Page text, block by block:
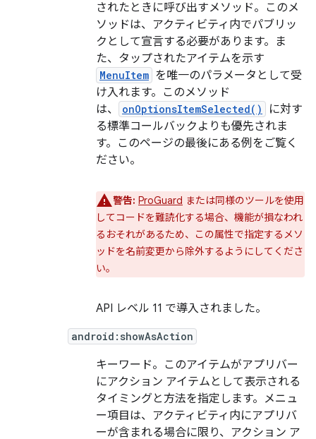
されたときに呼び出すメソッド。このメ
ソッドは、アクティビティ内でパブリッ
クとして宣言する必要があります。ま
た、タップされたアイテムを示す
MenuItem を唯一のパラメータとして受
け入れます。このメソッド
は、
onOptionsItemSelected()
に対す
る標準コールバックよりも優先されま
す。このページの最後にある例をご覧く
ださい。
警告: ProGuard または同様のツールを使用
してコードを難読化する場合、機能が損なわれ
るおそれがあるため、この属性で指定するメソ
ッドを名前変更から除外するようにしてくださ
い。
API レベル 11 で導入されました。
android:showAsAction
キーワード。このアイテムがアプリバー
にアクション アイテムとして表示される
タイミングと方法を指定します。メニュ
ー項目は、アクティビティ内にアプリバ
ーが含まれる場合に限り、アクション ア